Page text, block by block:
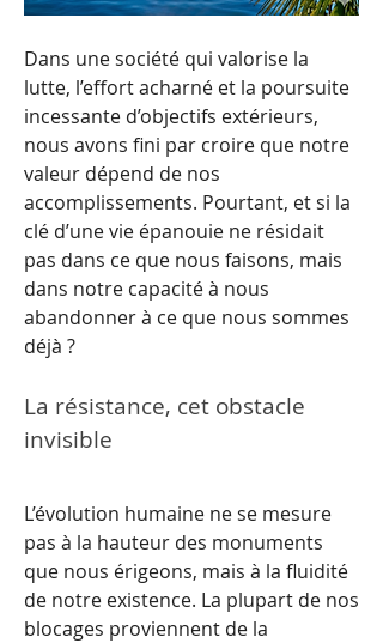
Dans une société qui valorise la
lutte, l’effort acharné et la poursuite
incessante d’objectifs extérieurs,
nous avons fini par croire que notre
valeur dépend de nos
accomplissements. Pourtant, et si la
clé d’une vie épanouie ne résidait
pas dans ce que nous faisons, mais
dans notre capacité à nous
abandonner à ce que nous sommes
déjà ?
La résistance, cet obstacle
invisible
L’évolution humaine ne se mesure
pas à la hauteur des monuments
que nous érigeons, mais à la fluidité
de notre existence. La plupart de nos